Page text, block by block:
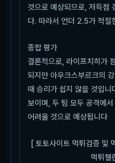
것으로 예상되므로, 저득점
다. 따라서 언더 2.5가 적절
종합 평가
결론적으로, 라이프치히가
되지만 아우크스부르크의
때 승리가 쉽지 않을 것입니
보이며, 두 팀 모두 공격에
어려울 것으로 예상됩니다
[ 토토사이트 먹튀검증 및
먹튀챌